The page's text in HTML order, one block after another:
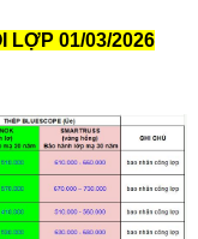
LỢP 01/03/2026